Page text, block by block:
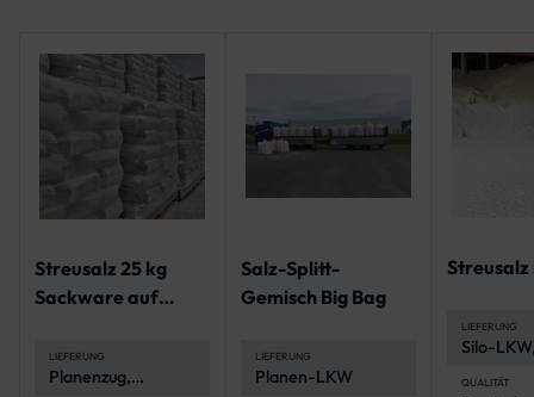
Streusalz 25 kg
Sackware auf
LIEFERUNG
Planenzug,
Salz-Splitt-
Gemisch Big Bag
LIEFERUNG
Planen-LKW
Streusalz
LIEFERUNG
Silo-
QUALITÄT